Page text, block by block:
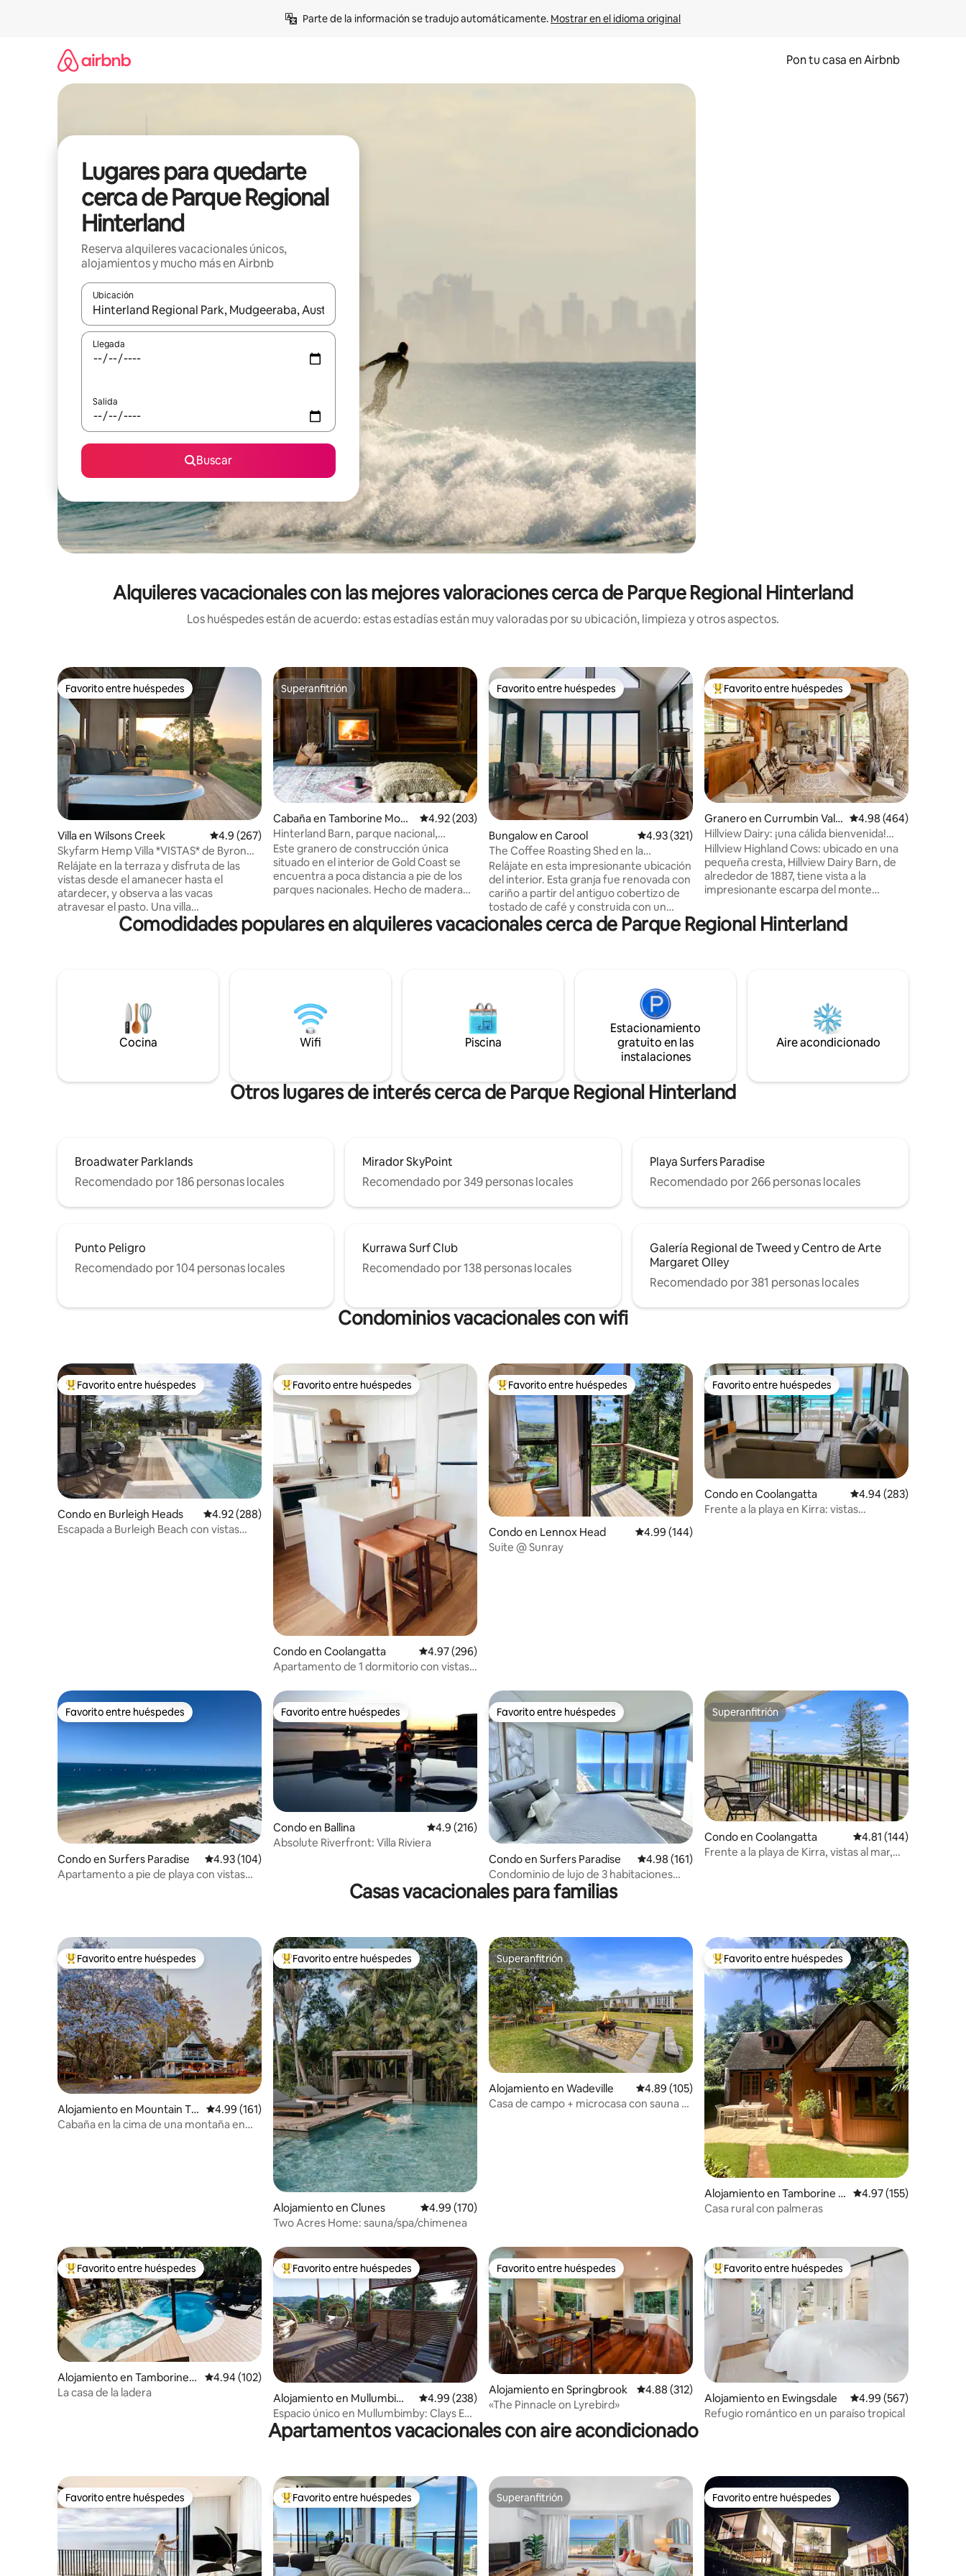
Parte de la información se tradujo automáticamente. Mostrar en el idioma original
Pon tu casa en Airbnb
Lugares para quedarte
cerca de Parque Regional
Hinterland
Reserva alquileres vacacionales únicos,
alojamientos y mucho más en Airbnb
Ubicación
Cuando los resultados estén disponibles, navega con las teclas de flecha hacia arriba y hacia abajo o explora con el tacto o desliza el dedo.
Llegada
Salida
Buscar
Alquileres vacacionales con las mejores valoraciones cerca de Parque Regional Hinterland
Los huéspedes están de acuerdo: estas estadías están muy valoradas por su ubicación, limpieza y otros aspectos.
Favorito entre huéspedes
Favorito entre huéspedes
Villa en Wilsons Creek Calificación promedio: 4.9 de 5, 267 reseñas
4.9 (267)
Skyfarm Hemp Villa *VISTAS* de Byron
Hinterland
Relájate en la terraza y disfruta de las
vistas desde el amanecer hasta el
atardecer, y observa a las vacas
atravesar el pasto. Una villa
independiente en medio de una granja
de ganado en funcionamiento, con vistas
tranquilo y saludable con paredes de
cáñamo de cal natural y características
de madera reciclada. La planta baja es un
amplio salón-comedor-cocina-estudio y
Superanfitrión
Superanfitrión
Cabaña en Tamborine Moun
tain
Calificación promedio: 4.92 de 5, 203 reseñas
4.92 (203)
Hinterland Barn, parque nacional,
cafeterías, restaurantes
Este granero de construcción única
situado en el interior de Gold Coast se
encuentra a poca distancia a pie de los
parques nacionales. Hecho de madera
encuentra en una granja de 18 acres
acosada por césped verde. Una cama
autoinflable (ropa de cama inflable no
incluida), comedor y cocina totalmente
equipada antes de caminar hacia una
Favorito entre huéspedes
Favorito entre huéspedes
Bungalow en Carool Calificación promedio: 4.93 de 5, 321 reseñas
4.93 (321)
The Coffee Roasting Shed en la
impresionante Carool
Relájate en esta impresionante ubicación
del interior. Esta granja fue renovada con
cariño a partir del antiguo cobertizo de
tostado de café y construida con un
toque rústico costero. Disfruta de las
vistas al mar y a las montañas desde la
solo para lugareños rodeado de vida
silvestre y aire fresco de montaña. Un
descanso perfecto para aquellos que
buscan escapar de la ciudad, asistir a una
celebración de bodas o disfrutar de las
destilerías locales, restaurantes y playas.
Favorito entre huéspedes preferido
Favorito entre huéspedes
Granero en Currumbin Valle
y
Calificación promedio:
4.98 (464)
Hillview Dairy: ¡una cálida bienvenida!
Vacas de granja de las tierras altas
Hillview Highland Cows: ubicado en una
pequeña cresta, Hillview Dairy Barn, de
alrededor de 1887, tiene vista a la
impresionante escarpa del monte
paisaje del valle agrícola. 🐮 Vaca lechera
y 🐴 Alimentación de los caballos a las 4 p.
de una próspera granja lechera en el
espectacular interior de la Costa Dorada.
Rodeado de hectáreas de tierras de
Comodidades populares en alquileres vacacionales cerca de Parque Regional Hinterland
Cocina Wifi Piscina
Estacionamiento
gratuito en las
instalaciones
Aire acondicionado
Otros lugares de interés cerca de Parque Regional Hinterland
Broadwater Parklands
Recomendado por 186 personas locales
Mirador SkyPoint
Recomendado por 349 personas locales
Playa Surfers Paradise
Recomendado por 266 personas locales
Punto Peligro
Recomendado por 104 personas locales
Kurrawa Surf Club
Recomendado por 138 personas locales
Galería Regional de Tweed y Centro de Arte
Margaret Olley
Recomendado por 381 personas locales
Condominios vacacionales con wifi
Favorito entre huéspedes preferido
Favorito entre huéspedes
Condo en Burleigh Heads Calificación promedio: 4.92 de 5, 288 reseñas
4.92 (288)
Escapada a Burleigh Beach con vistas
Favorito entre huéspedes preferido
Favorito entre huéspedes
Condo en Coolangatta Calificación promedio: 4.97 de 5, 296 reseñas
4.97 (296)
Apartamento de 1 dormitorio con vistas
Favorito entre huéspedes preferido
Favorito entre huéspedes
Condo en Lennox Head Calificación promedio: 4.99 de 5, 144 reseñas
4.99 (144)
Suite @ Sunray
Favorito entre huéspedes
Favorito entre huéspedes
Condo en Coolangatta Calificación promedio:
4.94 (283)
Frente a la playa en Kirra: vistas
Favorito entre huéspedes
Favorito entre huéspedes
Condo en Surfers Paradise Calificación promedio: 4.93 de 5, 104 reseñas
4.93 (104)
Apartamento a pie de playa con vistas
Favorito entre huéspedes
Favorito entre huéspedes
Condo en Ballina Calificación promedio: 4.9 de 5, 216 reseñas
4.9 (216)
Absolute Riverfront: Villa Riviera
Favorito entre huéspedes
Favorito entre huéspedes
Condo en Surfers Paradise Calificación promedio: 4.98 de 5, 161 reseñas
4.98 (161)
Condominio de lujo de 3 habitaciones
con vista al mar, piscinas y spa
Superanfitrión
Superanfitrión
Condo en Coolangatta Calificación promedio:
4.81 (144)
Frente a la playa de Kirra, vistas al mar,
Casas vacacionales para familias
Favorito entre huéspedes preferido
Favorito entre huéspedes
Alojamiento en Mountain To
p
Calificación promedio: 4.99 de 5, 161 reseñas
4.99 (161)
Cabaña en la cima de una montaña en
Favorito entre huéspedes preferido
Favorito entre huéspedes
Alojamiento en Clunes Calificación promedio: 4.99 de 5, 170 reseñas
4.99 (170)
Two Acres Home: sauna/spa/chimenea
Superanfitrión
Superanfitrión
Alojamiento en Wadeville Calificación promedio: 4.89 de 5, 105 reseñas
4.89 (105)
Casa de campo + microcasa con sauna +
Favorito entre huéspedes preferido
Favorito entre huéspedes
Alojamiento en Tamborine M
ountain
Calificación promedio:
4.97 (155)
Casa rural con palmeras
Favorito entre huéspedes preferido
Favorito entre huéspedes
Alojamiento en Tamborine
Mountain
Calificación promedio: 4.94 de 5, 102 reseñas
4.94 (102)
La casa de la ladera
Favorito entre huéspedes preferido
Favorito entre huéspedes
Alojamiento en Mullumbimb
y
Calificación promedio: 4.99 de 5, 238 reseñas
4.99 (238)
Espacio único en Mullumbimby: Clays End
lo tiene todo
Favorito entre huéspedes
Favorito entre huéspedes
Alojamiento en Springbrook Calificación promedio: 4.88 de 5, 312 reseñas
4.88 (312)
«The Pinnacle on Lyrebird»
Favorito entre huéspedes preferido
Favorito entre huéspedes
Alojamiento en Ewingsdale Calificación promedio:
4.99 (567)
Refugio romántico en un paraíso tropical
Apartamentos vacacionales con aire acondicionado
Favorito entre huéspedes
Favorito entre huéspedes Favorito entre huéspedes preferido
Favorito entre huéspedes Superanfitrión
Superanfitrión Favorito entre huéspedes
Favorito entre huéspedes